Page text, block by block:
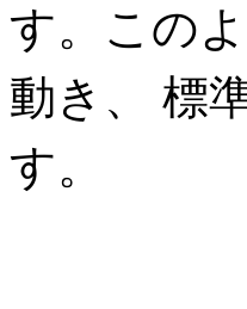
す。この
動き、 標
す。